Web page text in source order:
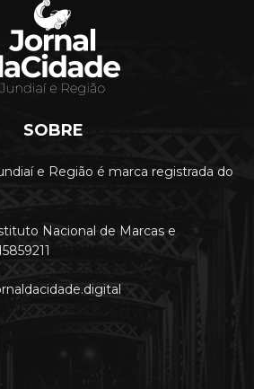
SOBRE
e Região é marca registrada do
Nacional de Marcas e